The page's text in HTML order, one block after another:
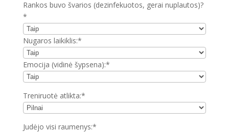
Rankos buvo švarios (dezinfekuotos, gerai nuplautos)?
*
Nugaros laikiklis:*
Emocija (vidinė šypsena):*
Treniruotė atlikta:*
Judėjo visi raumenys:*